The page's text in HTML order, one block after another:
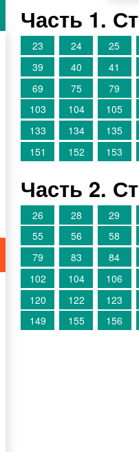
Часть 1.
23
24 25
39
40 41
69
75 79
103
104 105
133
134 135
151
152 153
Часть 2.
26
28 29
55
56 58
79
83 84
102
104 106
120
122 123
149
155 156